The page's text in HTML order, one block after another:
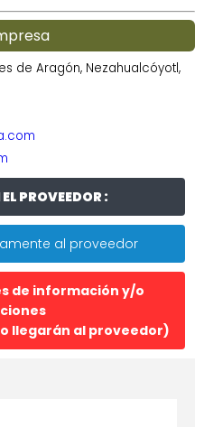
de Aragón, Nezahualcóyotl,
PROVEEDOR :
al proveedor
de información y/o
llegarán al proveedor)